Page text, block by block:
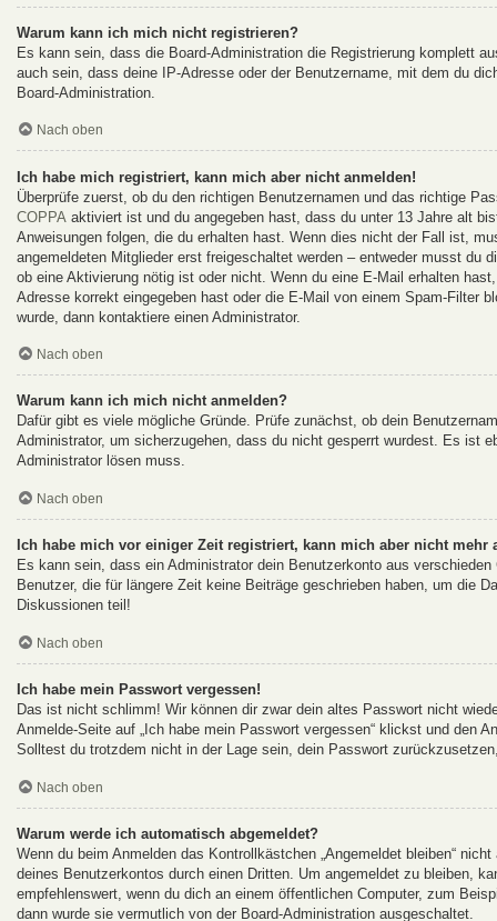
Warum kann ich mich nicht registrieren?
Es kann sein, dass die Board-Administration die Registrierung komplett
auch sein, dass deine IP-Adresse oder der Benutzername, mit dem du
Board-Administration.
Nach oben
Ich habe mich registriert, kann mich aber nicht anmelden!
Überprüfe zuerst, ob du den richtigen Benutzernamen und das richtige
COPPA aktiviert ist und du angegeben hast, dass du unter 13 Jahre alt
Anweisungen folgen, die du erhalten hast. Wenn dies nicht der Fall ist,
angemeldeten Mitglieder erst freigeschaltet werden – entweder musst du
ob eine Aktivierung nötig ist oder nicht. Wenn du eine E-Mail erhalten
Adresse korrekt eingegeben hast oder die E-Mail von einem Spam-Filter
wurde, dann kontaktiere einen Administrator.
Nach oben
Warum kann ich mich nicht anmelden?
Dafür gibt es viele mögliche Gründe. Prüfe zunächst, ob dein
Administrator, um sicherzugehen, dass du nicht gesperrt wurdest. Es ist
Administrator lösen muss.
Nach oben
Ich habe mich vor einiger Zeit registriert, kann mich aber nicht mehr
Es kann sein, dass ein Administrator dein Benutzerkonto aus
Benutzer, die für längere Zeit keine Beiträge geschrieben haben, um die
Diskussionen teil!
Nach oben
Ich habe mein Passwort vergessen!
Das ist nicht schlimm! Wir können dir zwar dein altes Passwort nicht
Anmelde-Seite auf „Ich habe mein Passwort vergessen“ klickst und den
Solltest du trotzdem nicht in der Lage sein, dein Passwort
Nach oben
Warum werde ich automatisch abgemeldet?
Wenn du beim Anmelden das Kontrollkästchen „Angemeldet bleiben“
deines Benutzerkontos durch einen Dritten. Um angemeldet zu bleiben,
empfehlenswert, wenn du dich an einem öffentlichen Computer, zum
dann wurde sie vermutlich von der Board-Administration ausgeschaltet.